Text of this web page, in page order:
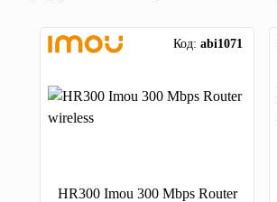
Код:abi1071
HR300 Imou 300 Mbps Router